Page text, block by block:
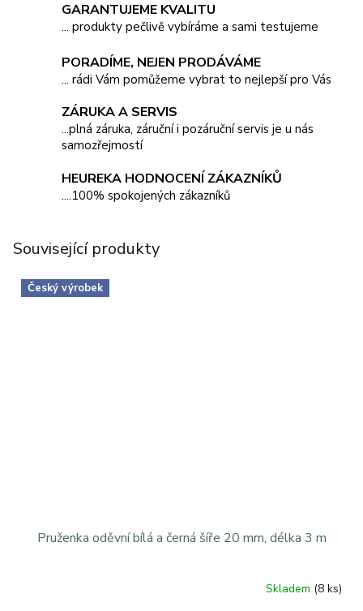
GARANTUJEME KVALITU
... produkty pečlivě vybíráme a sami testujeme
PORADÍME, NEJEN PRODÁVÁME
... rádi Vám pomůžeme vybrat to nejlepší pro Vás
ZÁRUKA A SERVIS
...plná záruka, záruční i pozáruční servis je u nás
samozřejmostí
HEUREKA HODNOCENÍ ZÁKAZNÍKŮ
....100% spokojených zákazníků
Související produkty
Český výrobek
Pruženka oděvní bílá a černá šíře 20 mm, délka 3 m
Skladem (8 ks)